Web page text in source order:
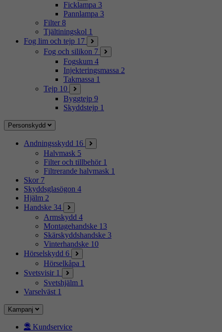
Ficklampa 3
Pannlampa 3
Filter 8
Tjältiningskol 1
Fog lim och tejp 17
Fog och silikon 7
Fogskum 4
Injekteringsmassa 2
Takmassa 1
Tejp 10
Byggtejp 9
Skyddstejp 1
Personskydd
Andningsskydd 16
Halvmask 5
Filter och tillbehör 1
Filtrerande halvmask 1
Skor 7
Skyddsglasögon 4
Hjälm 2
Handske 34
Armskydd 4
Montagehandske 13
Skärskyddshandske 3
Vinterhandske 10
Hörselskydd 6
Hörselkåpa 1
Svetsvisir 1
Svetshjälm 1
Varselväst 1
Kampanj
Kundservice